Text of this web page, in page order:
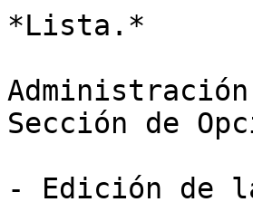
*Lista.*
Sección de
- Edición de